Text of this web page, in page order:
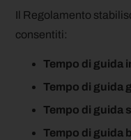
Il Regolamento
consentiti:
Tempo di guida
Tempo di guida
Tempo di guida
Tempo di guida